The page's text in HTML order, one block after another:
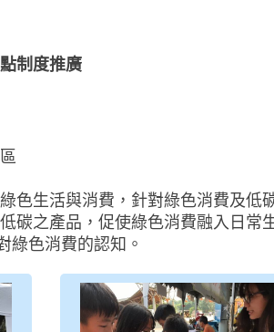
制度推廣
色生活與消費，針對綠色消費及低
碳之產品，促使綠色消費融入日常
綠色消費的認知。